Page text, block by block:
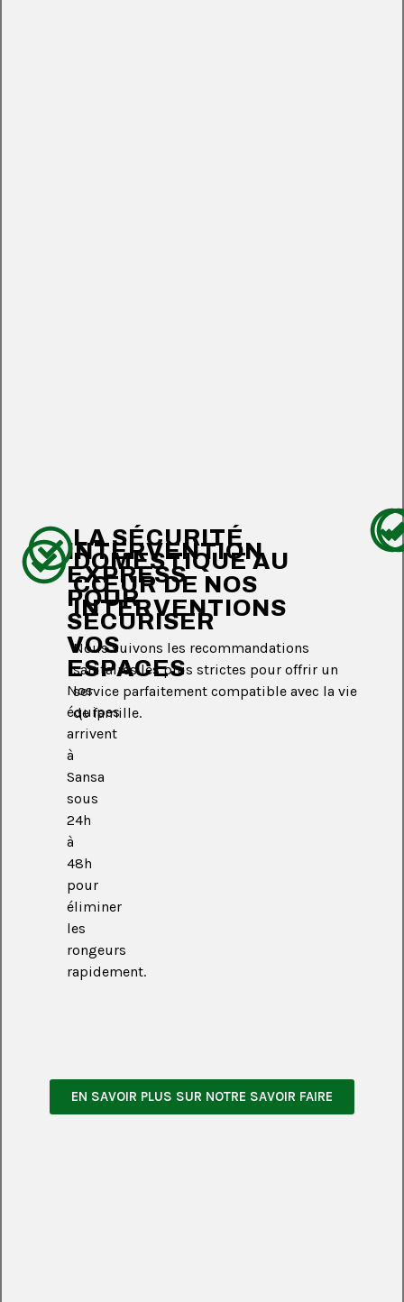
INTERVENTION
EXPRESS
POUR
SÉCURISER
VOS
ESPACES
Nos
équipes
arrivent
à
Sansa
sous
24h
à
48h
pour
éliminer
les
rongeurs
rapidement.
LA SÉCURITÉ
DOMESTIQUE AU
CŒUR DE NOS
INTERVENTIONS
Nous suivons les recommandations
sanitaires les plus strictes pour offrir un
service parfaitement compatible avec la vie
de famille.
EN SAVOIR PLUS SUR NOTRE SAVOIR FAIRE